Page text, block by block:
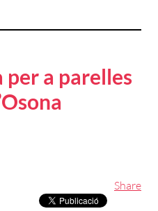
a parelles
Share